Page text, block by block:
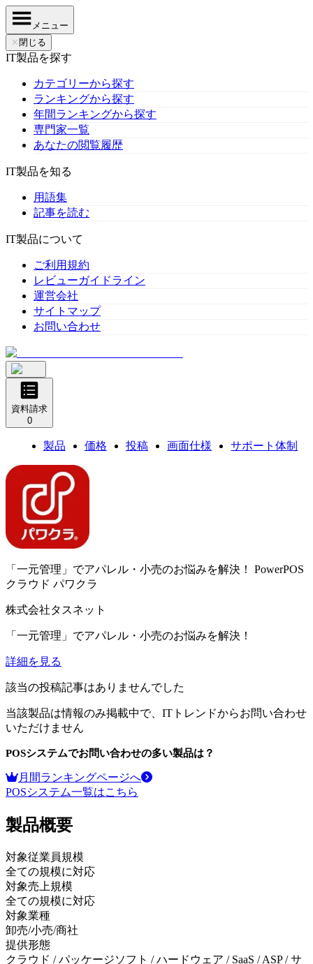
メニュー
✕ 閉じる
IT製品を探す
カテゴリーから探す
ランキングから探す
年間ランキングから探す
専門家一覧
あなたの閲覧履歴
IT製品を知る
用語集
記事を読む
IT製品について
ご利用規約
レビューガイドライン
運営会社
サイトマップ
お問い合わせ
資料請求
0
製品 価格 投稿 画面仕様 サポート体制
「一元管理」でアパレル・小売のお悩みを解決！
PowerPOS
クラウド パワクラ
株式会社タスネット
「一元管理」でアパレル・小売のお悩みを解決！
詳細を見る
該当の投稿記事はありませんでした
当該製品は情報のみ掲載中で、ITトレンドからお問い合わせ
いただけません
POSシステムでお問い合わせの多い製品は？
月間ランキングページへ
POSシステム一覧はこちら
製品概要
対象従業員規模
全ての規模に対応
対象売上規模
全ての規模に対応
対象業種
卸売/小売/商社
提供形態
クラウド / パッケージソフト / ハードウェア / SaaS / ASP / サ